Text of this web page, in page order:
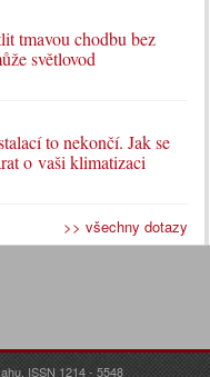
tmavou chodbu bez
světlovod
to nekončí. Jak se
o vaši klimatizaci
>> všechny dotazy
ISSN 1214 - 5548